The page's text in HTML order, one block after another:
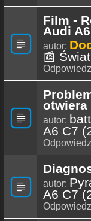
Film -
Audi
autor:
📰
otwiera
autor:
A6 C7
autor:
A6 C7